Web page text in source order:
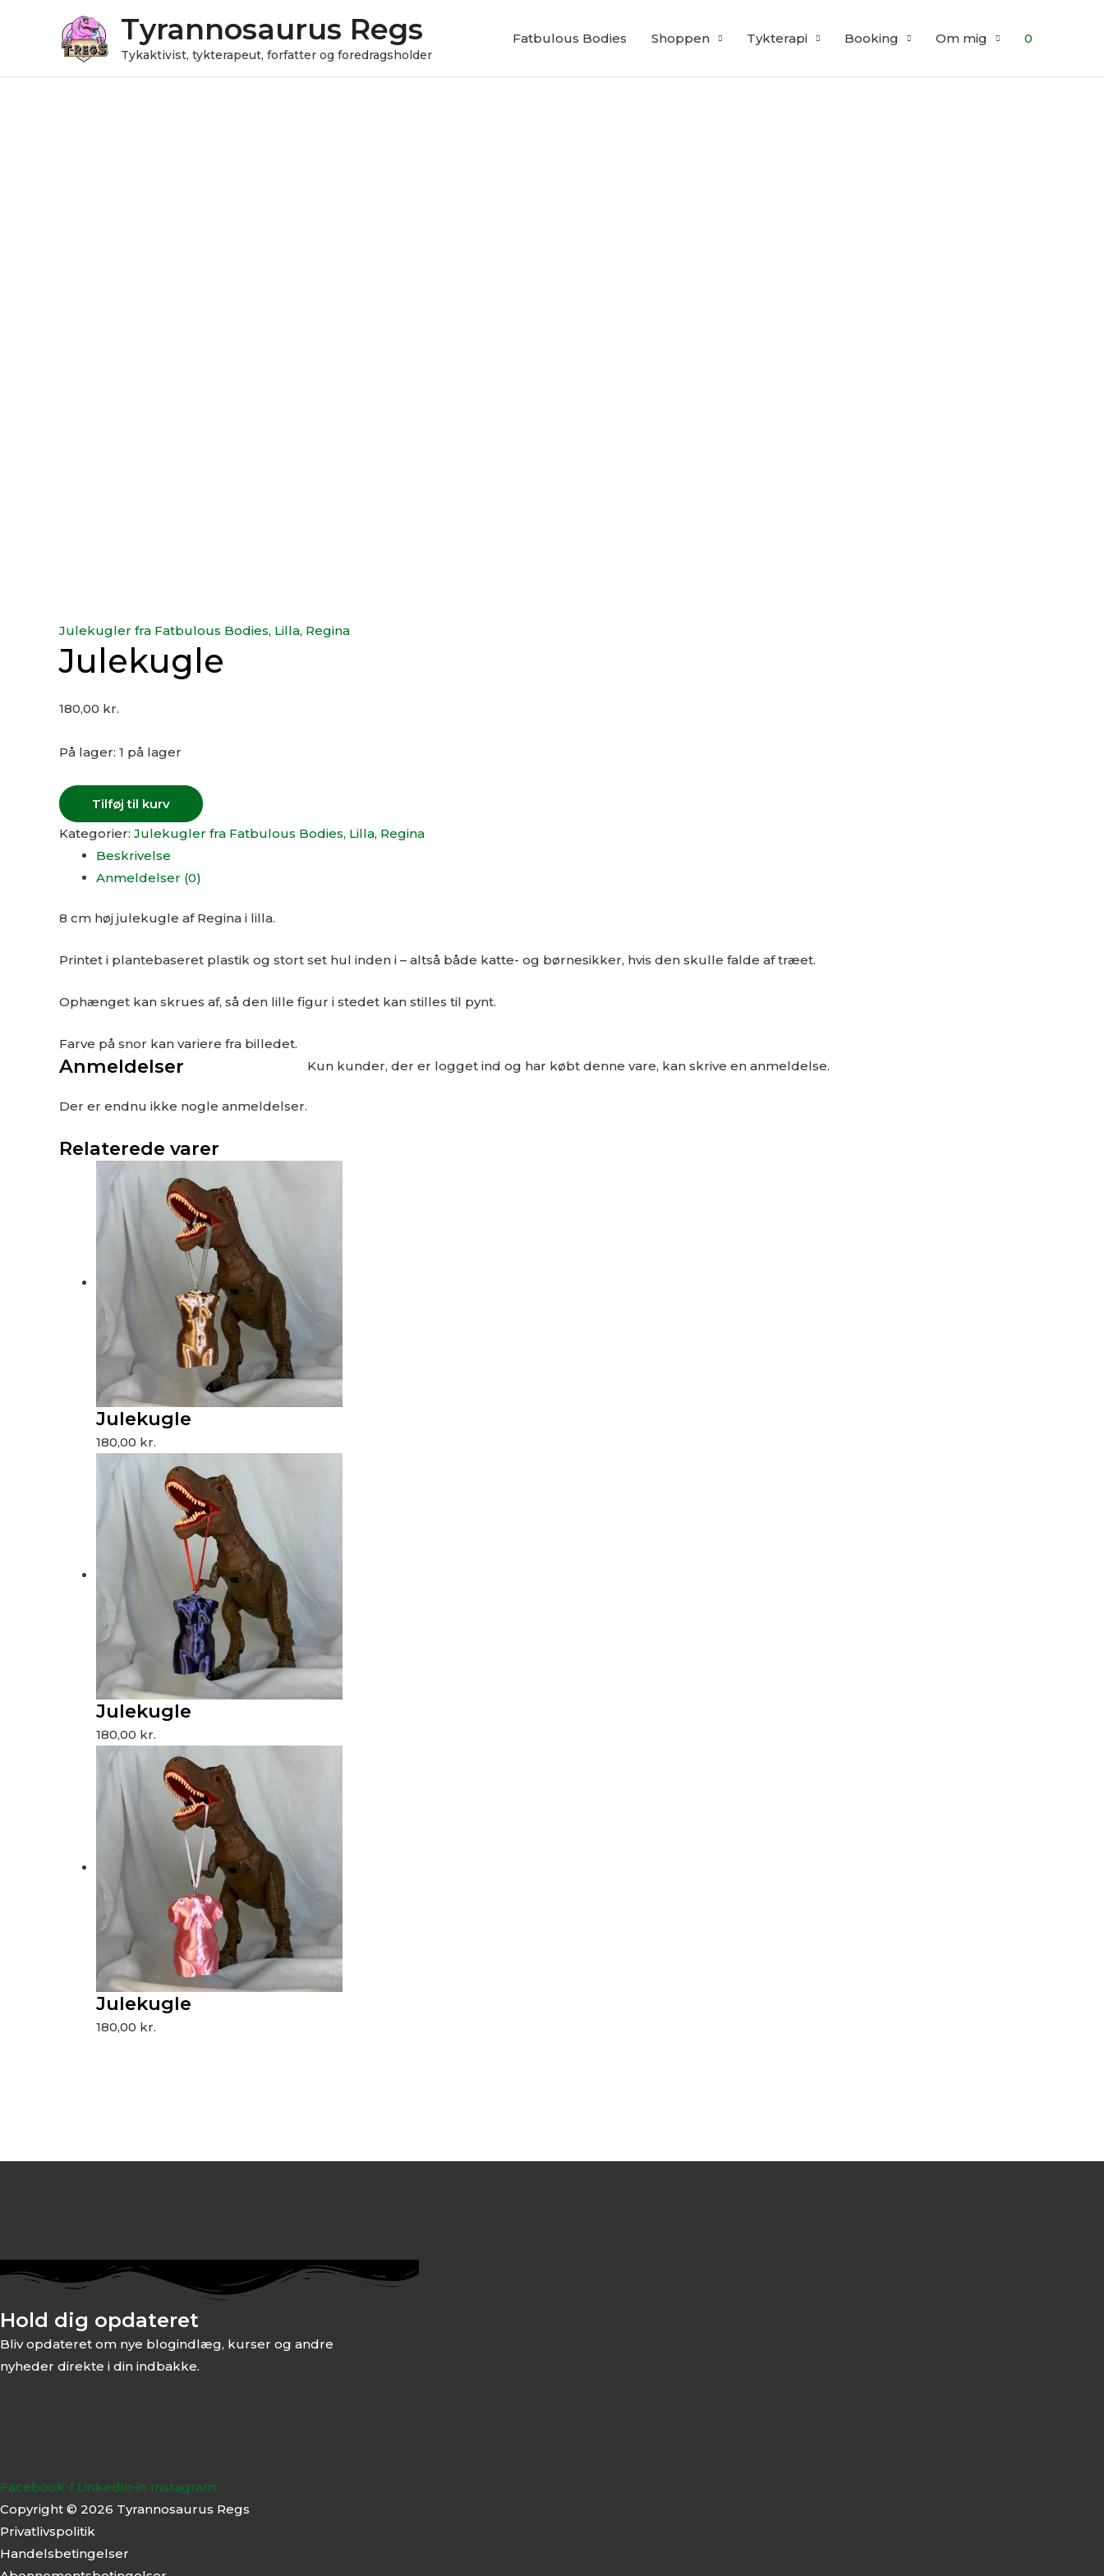
Tyrannosaurus Regs
Tykaktivist, tykterapeut, forfatter og foredragsholder
Fatbulous Bodies Shoppen Tykterapi Booking Om mig 0
Julekugler fra Fatbulous Bodies, Lilla, Regina
Julekugle
180,00 kr.
På lager: 1 på lager
Tilføj til kurv
Kategorier: Julekugler fra Fatbulous Bodies, Lilla, Regina
Beskrivelse
Anmeldelser (0)
8 cm høj julekugle af Regina i lilla.
Printet i plantebaseret plastik og stort set hul inden i – altså både katte- og børnesikker, hvis den skulle falde af træet.
Ophænget kan skrues af, så den lille figur i stedet kan stilles til pynt.
Farve på snor kan variere fra billedet.
Anmeldelser
Der er endnu ikke nogle anmeldelser.
Kun kunder, der er logget ind og har købt denne vare, kan skrive en anmeldelse.
Relaterede varer
Julekugle
180,00 kr.
Julekugle
180,00 kr.
Julekugle
180,00 kr.
Hold dig opdateret
Bliv opdateret om nye blogindlæg, kurser og andre
nyheder direkte i din indbakke.
Facebook-f Linkedin-in Instagram
Copyright © 2026 Tyrannosaurus Regs
Privatlivspolitik
Handelsbetingelser